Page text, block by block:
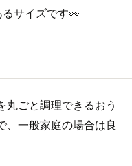
サイズです👀
丸ごと調理できるおう
、一般家庭の場合は良